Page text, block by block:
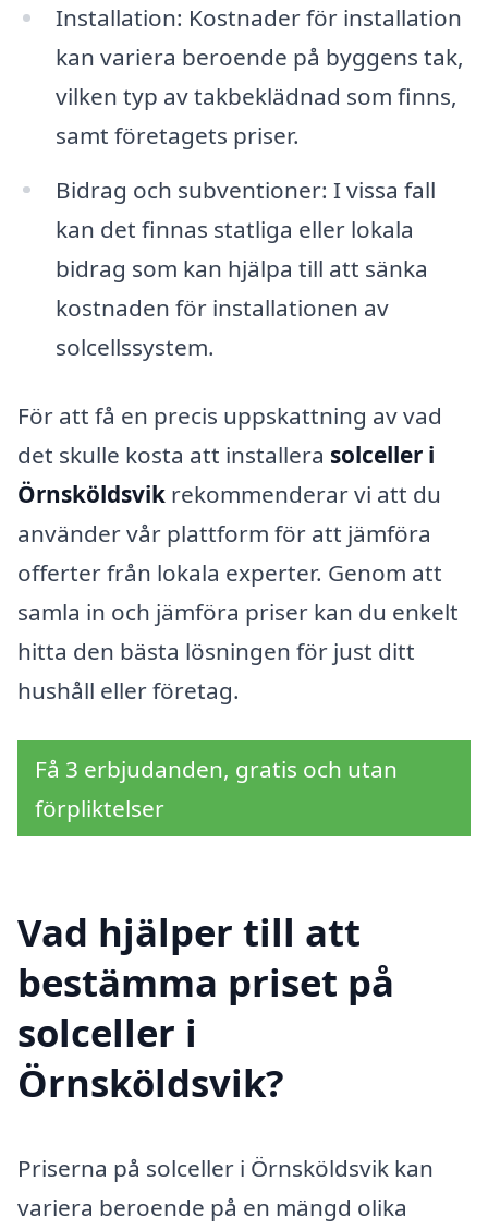
Installation: Kostnader för installation
kan variera beroende på byggens tak,
vilken typ av takbeklädnad som finns,
samt företagets priser.
Bidrag och subventioner: I vissa fall
kan det finnas statliga eller lokala
bidrag som kan hjälpa till att sänka
kostnaden för installationen av
solcellssystem.
För att få en precis uppskattning av vad
det skulle kosta att installera solceller i
Örnsköldsvik rekommenderar vi att du
använder vår plattform för att jämföra
offerter från lokala experter. Genom att
samla in och jämföra priser kan du enkelt
hitta den bästa lösningen för just ditt
hushåll eller företag.
Få 3 erbjudanden, gratis och utan
förpliktelser
Vad hjälper till att
bestämma priset på
solceller i
Örnsköldsvik?
Priserna på solceller i Örnsköldsvik kan
variera beroende på en mängd olika